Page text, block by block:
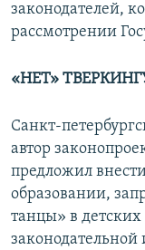
законодателей,
рассмотрении
«НЕТ»
Санкт-
автор
предложил
образовании,
танцы» в